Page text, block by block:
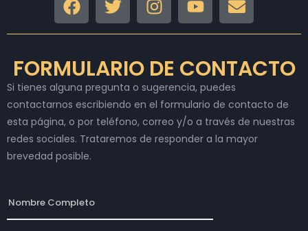
FORMULARIO DE CONTACTO
Si tienes alguna pregunta o sugerencia, puedes
contactarnos escribiendo en el formulario de contacto de
esta página, o por teléfono, correo y/o a través de nuestras
redes sociales. Trataremos de responder a la mayor
brevedad posible.